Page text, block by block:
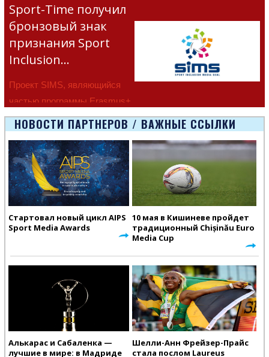
Sport-Time получил
бронзовый знак
признания Sport
Inclusion…
Проект SIMS, являющийся
частью программы Erasmus+
Европейско
НОВОСТИ ПАРТНЕРОВ / ВАЖНЫЕ ССЫЛКИ
Стартовал новый цикл AIPS
Sport Media Awards
10 мая в Кишиневе пройдет
традиционный Chișinău Euro
Media Cup
Алькарас и Сабаленка —
лучшие в мире: в Мадриде
Шелли-Анн Фрейзер-Прайс
стала послом Laureus